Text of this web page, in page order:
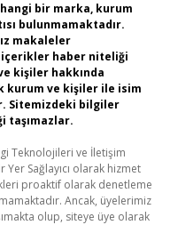
bir marka, kurum
bulunmamaktadır.
makaleler
içerikler haber niteliği
kişiler hakkında
kurum ve kişiler ile isim
Sitemizdeki bilgiler
taşımazlar.
Teknolojileri ve İletişim
Yer Sağlayıcı olarak hizmet
proaktif olarak denetleme
Ancak, üyelerimiz
olup, siteye üye olarak